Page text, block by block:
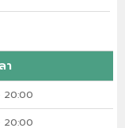
า
20:00
20:00